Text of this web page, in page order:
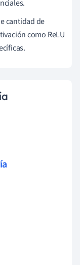
cantidad de
como ReLU